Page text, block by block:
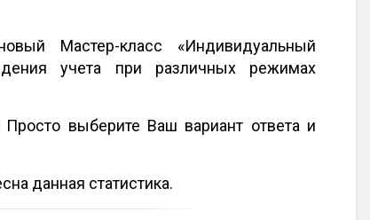
Мастер-класс «Индивидуальный
учета при различных режимах
Просто выберите Ваш вариант ответа и
данная статистика.